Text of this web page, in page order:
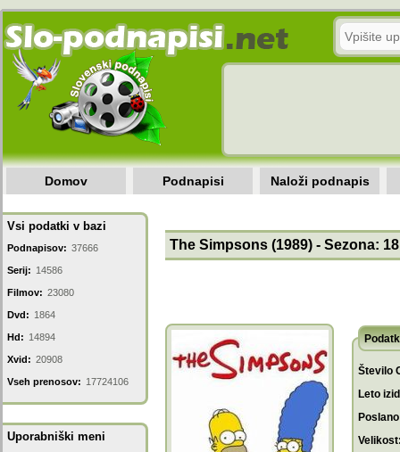
Domov Podnapisi Naloži podnapis
Vsi podatki v bazi
Podnapisov: 37666
Serij: 14586
Filmov: 23080
Dvd: 1864
Hd: 14894
Xvid: 20908
Vseh prenosov: 17724106
Uporabniški meni
The Simpsons (1989) - Sezona:
Število
Leto